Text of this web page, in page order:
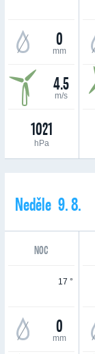
0
mm
4.5
m/s
1021
hPa
Neděle 9. 8.
NOC
17 °
0
mm